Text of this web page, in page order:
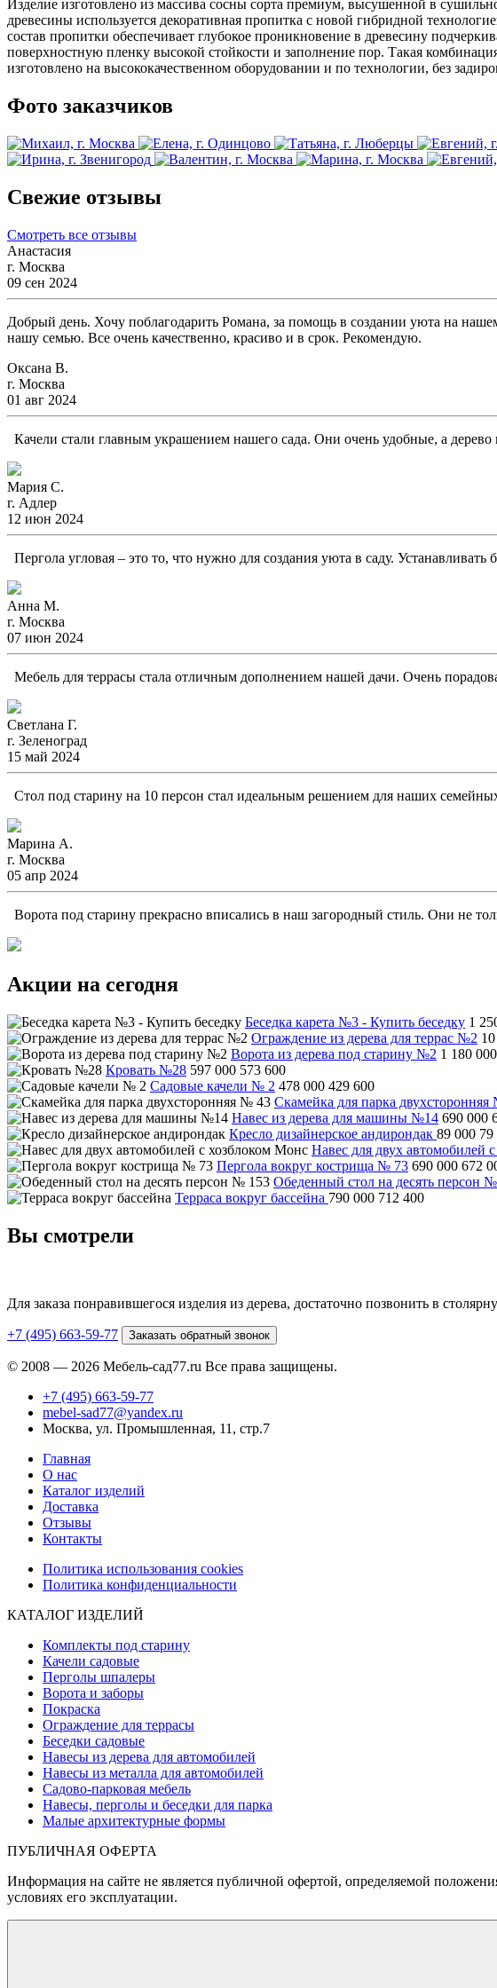
Изделие изготовлено из массива сосны сорта премиум, высушенной в
древесины используется декоративная пропитка с новой гибридной
состав пропитки обеспечивает глубокое проникновение в древесину
поверхностную пленку высокой стойкости и заполнение пор. Такая
изготовлено на высококачественном оборудовании и по технологии, без
Фото заказчиков
Свежие отзывы
Смотреть все отзывы
Анастасия
г. Москва
09 сен 2024
Добрый день. Хочу поблагодарить Романа, за помощь в создании уюта на
нашу семью. Все очень качественно, красиво и в срок. Рекомендую.
Оксана В.
г. Москва
01 авг 2024
Качели стали главным украшением нашего сада. Они очень удобные, а
Мария С.
г. Адлер
12 июн 2024
Пергола угловая – это то, что нужно для создания уюта в саду.
Анна М.
г. Москва
07 июн 2024
Мебель для террасы стала отличным дополнением нашей дачи. Очень
Светлана Г.
г. Зеленоград
15 май 2024
Стол под старину на 10 персон стал идеальным решением для наших
Марина А.
г. Москва
05 апр 2024
Ворота под старину прекрасно вписались в наш загородный стиль. Они не
Акции на сегодня
Беседка карета №3 - Купить беседку 1
Ограждение из дерева для террас №2
Ворота из дерева под старину №2 1 180 000
Кровать №28 597 000 573 600
Садовые качели № 2 478 000 429 600
Скамейка для парка
Навес из дерева для машины №14 690 000
Кресло дизайнерское андирондак 89 000 79
Навес для двух автомобилей
Пергола вокруг кострища № 73 690 000 672
Обеденный стол на десять персон
Терраса вокруг бассейна 790 000 712 400
Вы смотрели
Для заказа понравившегося изделия из дерева, достаточно позвонить в
+7 (495) 663-59-77 Заказать обратный звонок
© 2008 — 2026 Мебель-сад77.ru Все права защищены.
+7 (495) 663-59-77
mebel-sad77@yandex.ru
Москва, ул. Промышленная, 11, стр.7
Главная
О нас
Каталог изделий
Доставка
Отзывы
Контакты
Политика использования cookies
Политика конфиденциальности
КАТАЛОГ ИЗДЕЛИЙ
Комплекты под старину
Качели садовые
Перголы шпалеры
Ворота и заборы
Покраска
Ограждение для террасы
Беседки садовые
Навесы из дерева для автомобилей
Навесы из металла для автомобилей
Садово-парковая мебель
Навесы, перголы и беседки для парка
Малые архитектурные формы
ПУБЛИЧНАЯ ОФЕРТА
Информация на сайте не является публичной офертой, определяемой
условиях его эксплуатации.